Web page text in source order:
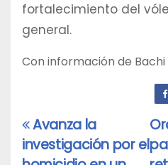
fortalecimiento del
general.
Con información de Bachi
Navegación
de
Avanza la
investigación por el